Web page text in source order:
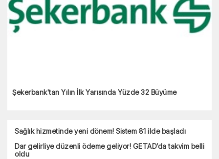
Şekerbank'tan Yılın İlk Yarısında Yüzde 32 Büyüme
Sağlık hizmetinde yeni dönem! Sistem 81 ilde başladı
Dar gelirliye düzenli ödeme geliyor! GETAD’da takvim belli
oldu